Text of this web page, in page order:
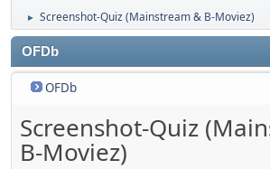
► Screenshot-Quiz (Mainstream & B-Moviez)
OFDb
OFDb
Screenshot-Quiz
B-Moviez)